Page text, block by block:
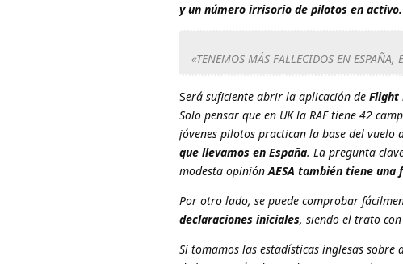
y un número irrisorio de pilotos en activo.
«TENEMOS MÁS FALLECIDOS EN
Será suficiente abrir la aplicación de Flight
Solo pensar que en UK la RAF tiene 42
jóvenes pilotos practican la base del vuelo
que llevamos en España. La pregunta
modesta opiniónAESA también tiene
Por otro lado, se puede comprobar
declaraciones iniciales, siendo el trato
Si tomamos las estadísticas inglesas